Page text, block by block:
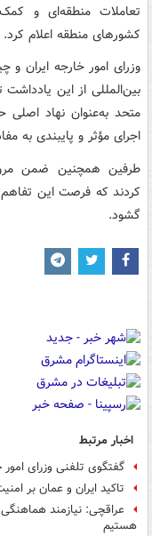
تعاملات منطقه‌ای و
کشورهای منطقه اعلام کرد.
وزرای امور خارجه ایران
بین‌المللی از این
متحد به‌عنوان نهاد اصلی
اجرای مؤثر و پایبندی به
طرفین همچنین ضمن
کردند که فرصت این
گشود.
اخبار مرتبط
گفتگوی تلفنی وزرای امور
تاکید ایران و عمان بر
عراقچی: نیازمند
هستیم